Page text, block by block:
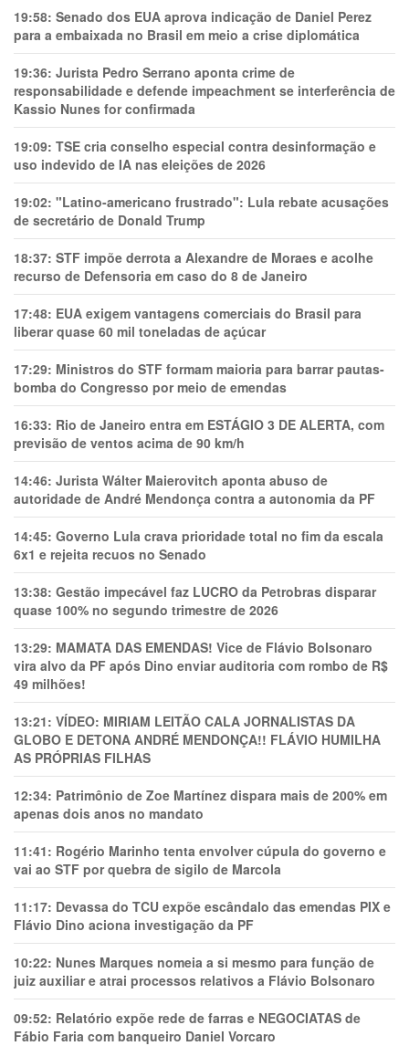
19:58: Senado dos EUA aprova indicação de Daniel Perez
para a embaixada no Brasil em meio a crise diplomática
19:36: Jurista Pedro Serrano aponta crime de
responsabilidade e defende impeachment se interferência de
Kassio Nunes for confirmada
19:09: TSE cria conselho especial contra desinformação e
uso indevido de IA nas eleições de 2026
19:02: "Latino-americano frustrado": Lula rebate acusações
de secretário de Donald Trump
18:37: STF impõe derrota a Alexandre de Moraes e acolhe
recurso de Defensoria em caso do 8 de Janeiro
17:48: EUA exigem vantagens comerciais do Brasil para
liberar quase 60 mil toneladas de açúcar
17:29: Ministros do STF formam maioria para barrar pautas-
bomba do Congresso por meio de emendas
16:33: Rio de Janeiro entra em ESTÁGIO 3 DE ALERTA, com
previsão de ventos acima de 90 km/h
14:46: Jurista Wálter Maierovitch aponta abuso de
autoridade de André Mendonça contra a autonomia da PF
14:45: Governo Lula crava prioridade total no fim da escala
6x1 e rejeita recuos no Senado
13:38: Gestão impecável faz LUCRO da Petrobras disparar
quase 100% no segundo trimestre de 2026
13:29: MAMATA DAS EMENDAS! Vice de Flávio Bolsonaro
vira alvo da PF após Dino enviar auditoria com rombo de R$
49 milhões!
13:21: VÍDEO: MIRIAM LEITÃO CALA JORNALISTAS DA
GLOBO E DETONA ANDRÉ MENDONÇA!! FLÁVIO HUMILHA
AS PRÓPRIAS FILHAS
12:34: Patrimônio de Zoe Martínez dispara mais de 200% em
apenas dois anos no mandato
11:41: Rogério Marinho tenta envolver cúpula do governo e
vai ao STF por quebra de sigilo de Marcola
11:17: Devassa do TCU expõe escândalo das emendas PIX e
Flávio Dino aciona investigação da PF
10:22: Nunes Marques nomeia a si mesmo para função de
juiz auxiliar e atrai processos relativos a Flávio Bolsonaro
09:52: Relatório expõe rede de farras e NEGOCIATAS de
Fábio Faria com banqueiro Daniel Vorcaro